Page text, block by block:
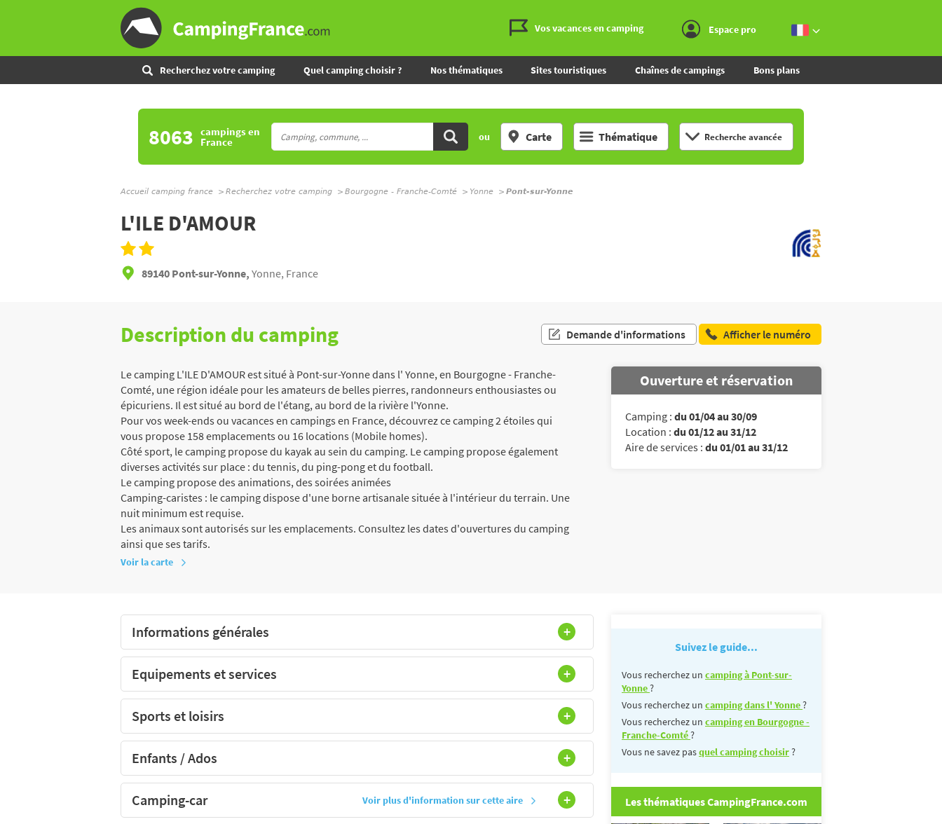
Vos vacances en camping Espace pro
Recherchez votre camping Quel camping choisir ? Nos thématiques Sites touristiques Chaînes de campings Bons plans
8063 campingsen
France ou Carte Thématique Recherche avancée
Accueil camping france Recherchez votre camping Bourgogne - Franche-Comté Yonne Pont-sur-Yonne
L'ILE D'AMOUR
89140 Pont-sur-Yonne, Yonne, France
Description du camping Demande d'informations Afficher le numéro
Le camping L'ILE D'AMOUR est situé à Pont-sur-Yonne dans l' Yonne, en Bourgogne - Franche-
Comté, une région idéale pour les amateurs de belles pierres, randonneurs enthousiastes ou
épicuriens. Il est situé au bord de l'étang, au bord de la rivière l'Yonne.
Pour vos week-ends ou vacances en campings en France, découvrez ce camping 2 étoiles qui
vous propose 158 emplacements ou 16 locations (Mobile homes).
Côté sport, le camping propose du kayak au sein du camping. Le camping propose également
diverses activités sur place : du tennis, du ping-pong et du football.
Le camping propose des animations, des soirées animées
Camping-caristes : le camping dispose d'une borne artisanale située à l'intérieur du terrain. Une
nuit minimum est requise.
Les animaux sont autorisés sur les emplacements. Consultez les dates d'ouvertures du camping
ainsi que ses tarifs.
Ouverture et réservation
Camping : du 01/04 au 30/09
Location : du 01/12 au 31/12
Aire de services : du 01/01 au 31/12
Voir la carte
Informations générales
Equipements et services
Sports et loisirs
Enfants / Ados
Camping-car Voir plus d'information sur cette aire
Suivez le guide...
Vous recherchez un camping à Pont-sur-
Yonne?
Vous recherchez un camping dans l' Yonne?
Vous recherchez un camping en Bourgogne -
Franche-Comté?
Vous ne savez pasquel camping choisir?
Les thématiques CampingFrance.com